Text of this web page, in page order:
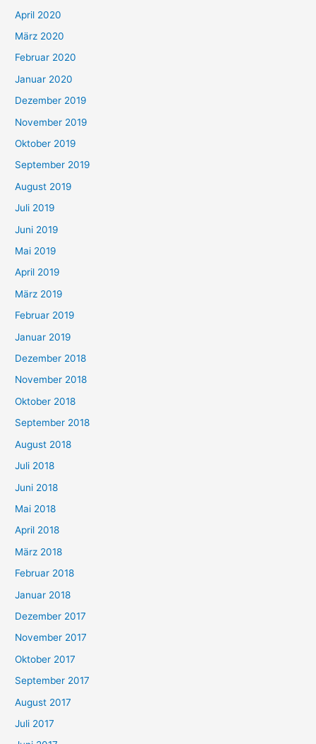
April 2020
März 2020
Februar 2020
Januar 2020
Dezember 2019
November 2019
Oktober 2019
September 2019
August 2019
Juli 2019
Juni 2019
Mai 2019
April 2019
März 2019
Februar 2019
Januar 2019
Dezember 2018
November 2018
Oktober 2018
September 2018
August 2018
Juli 2018
Juni 2018
Mai 2018
April 2018
März 2018
Februar 2018
Januar 2018
Dezember 2017
November 2017
Oktober 2017
September 2017
August 2017
Juli 2017